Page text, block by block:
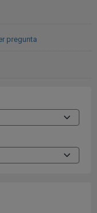
pregunta